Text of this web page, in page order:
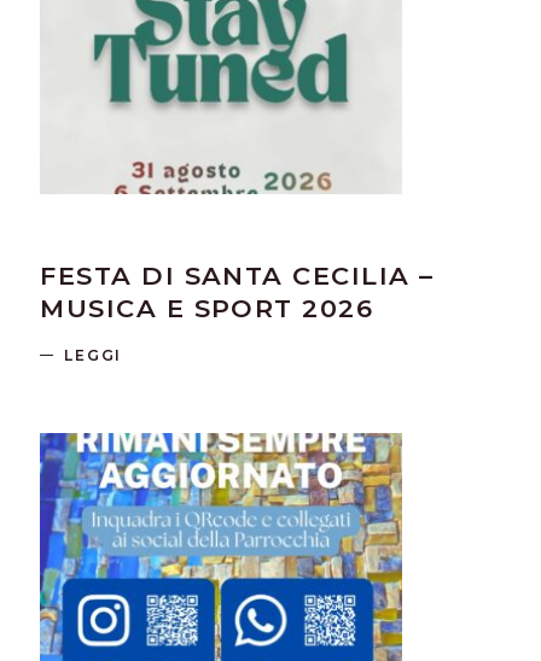
FESTA DI SANTA CECILIA –
MUSICA E SPORT 2026
LEGGI